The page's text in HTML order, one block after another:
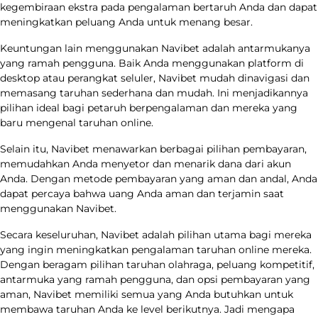
kegembiraan ekstra pada pengalaman bertaruh Anda dan dapat
meningkatkan peluang Anda untuk menang besar.
Keuntungan lain menggunakan Navibet adalah antarmukanya
yang ramah pengguna. Baik Anda menggunakan platform di
desktop atau perangkat seluler, Navibet mudah dinavigasi dan
memasang taruhan sederhana dan mudah. Ini menjadikannya
pilihan ideal bagi petaruh berpengalaman dan mereka yang
baru mengenal taruhan online.
Selain itu, Navibet menawarkan berbagai pilihan pembayaran,
memudahkan Anda menyetor dan menarik dana dari akun
Anda. Dengan metode pembayaran yang aman dan andal, Anda
dapat percaya bahwa uang Anda aman dan terjamin saat
menggunakan Navibet.
Secara keseluruhan, Navibet adalah pilihan utama bagi mereka
yang ingin meningkatkan pengalaman taruhan online mereka.
Dengan beragam pilihan taruhan olahraga, peluang kompetitif,
antarmuka yang ramah pengguna, dan opsi pembayaran yang
aman, Navibet memiliki semua yang Anda butuhkan untuk
membawa taruhan Anda ke level berikutnya. Jadi mengapa